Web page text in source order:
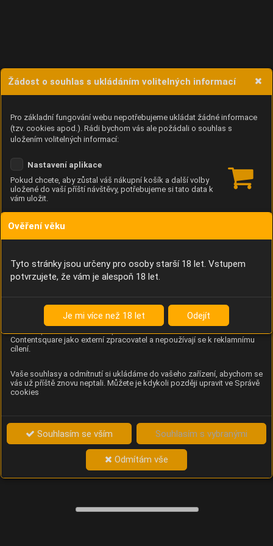
Žádost o souhlas s ukládáním volitelných informací
Pro základní fungování webu nepotřebujeme ukládat žádné informace
(tzv. cookies apod.). Rádi bychom vás ale požádali o souhlas s
uložením volitelných informací:
Nastavení aplikace
Pokud chcete, aby zůstal váš nákupní košík a další volby
uložené do vaší příští návštěvy, potřebujeme si tato data k
vám uložit.
Anonymní unikátní ID
Díky němu příště poznáme, že se jedná o stejné zařízení, a
Identifikátor je zcela anonymní.
Analýza chování návštěvníků na webu (pohyb kurzoru,
kliknutí, procházení stránek a heatmapy), která
provozovateli e-shopu Betelné škopek pomáhá zlepšovat
Contentsquare jako externí zpracovatel a nepoužívají se k reklamnímu
cílení.
Vaše souhlasy a odmítnutí si ukládáme do vašeho zařízení, abychom se
vás už příště znovu neptali. Můžete je kdykoli později upravit ve Správě
cookies
Souhlasím se vším Souhlasím s vybranými
Odmítám vše
Ověření věku
Tyto stránky jsou určeny pro osoby starší 18 let. Vstupem
potvrzujete, že vám je alespoň 18 let.
Je mi více než 18 let Odejít